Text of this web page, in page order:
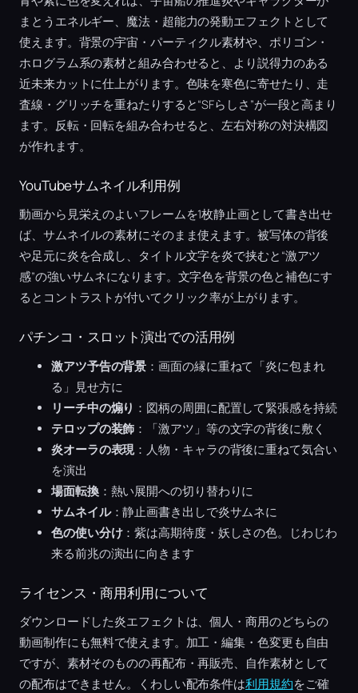
まとうエネルギー、魔法・超能力の発動エフェクトとして
使えます。背景の宇宙・パーティクル素材や、ポリゴン・
ホログラム系の素材と組み合わせると、より説得力のある
近未来カットに仕上がります。色味を寒色に寄せたり、走
査線・グリッチを重ねたりすると“SFらしさ”が一段と高まり
ます。反転・回転を組み合わせると、左右対称の対決構図
が作れます。
YouTubeサムネイル利用例
動画から見栄えのよいフレームを1枚静止画として書き出せ
ば、サムネイルの素材にそのまま使えます。被写体の背後
や足元に炎を合成し、タイトル文字を炎で挟むと“激アツ
感”の強いサムネになります。文字色を背景の色と補色にす
るとコントラストが付いてクリック率が上がります。
パチンコ・スロット演出での活用例
激アツ予告の背景 ：画面の縁に重ねて「炎に包まれ
る」見せ方に
リーチ中の煽り ：図柄の周囲に配置して緊張感を持続
テロップの装飾 ：「激アツ」等の文字の背後に敷く
炎オーラの表現：人物・キャラの背後に重ねて気合い
を演出
場面転換：熱い展開への切り替わりに
サムネイル：静止画書き出しで炎サムネに
色の使い分け：紫は高期待度・妖しさの色。じわじわ
来る前兆の演出に向きます
ライセンス・商用利用について
ダウンロードした炎エフェクトは、個人・商用のどちらの
動画制作にも無料で使えます。加工・編集・色変更も自由
ですが、素材そのものの再配布・再販売、自作素材として
の配布はできません。くわしい配布条件は利用規約をご確